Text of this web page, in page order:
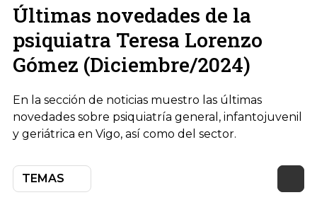
Últimas novedades de la
psiquiatra Teresa Lorenzo
Gómez (Diciembre/2024)
En la sección de noticias muestro las últimas
novedades sobre psiquiatría general, infantojuvenil
y geriátrica en Vigo, así como del sector.
TEMAS